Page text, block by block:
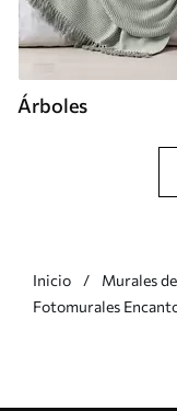
Árboles
Inicio Murales
Fotomurales